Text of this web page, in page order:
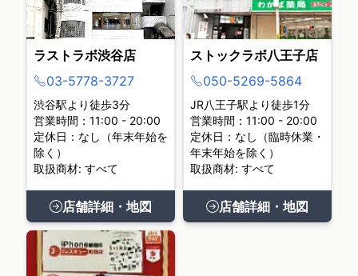
ラストラボ渋谷店
03-5778-3727
渋谷駅より徒歩3分
営業時間：11:00 - 20:00
定休日：なし（年末年始を
除く）
取扱商材: すべて
店舗詳細・地図
ストックラボ八王子店
050-5269-5864
JR八王子駅より徒歩1分
営業時間：11:00 - 20:00
定休日：なし（臨時休業・
年末年始を除く）
取扱商材: すべて
店舗詳細・地図